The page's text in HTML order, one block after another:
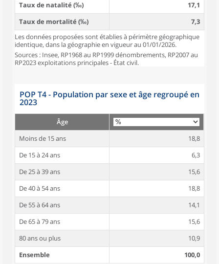
Taux de natalité (‰)
17,1
Taux de mortalité (‰)
7,3
Les données proposées sont établies à périmètre géographique
identique, dans la géographie en vigueur au 01/01/2026.
Sources : Insee, RP1968 au RP1999 dénombrements, RP2007 au
RP2023 exploitations principales - État civil.
POP T4 - Population par sexe et âge regroupé en
2023
Âge
Moins de 15 ans
18,8
De 15 à 24 ans
6,3
De 25 à 39 ans
15,6
De 40 à 54 ans
18,8
De 55 à 64 ans
14,1
De 65 à 79 ans
15,6
80 ans ou plus
10,9
Ensemble
100,0